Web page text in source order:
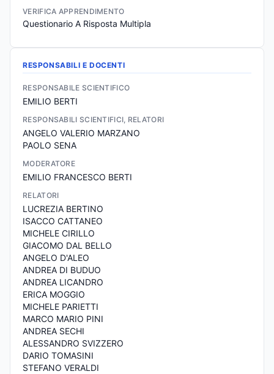
VERIFICA APPRENDIMENTO
Questionario A Risposta Multipla
RESPONSABILI E DOCENTI
RESPONSABILE SCIENTIFICO
EMILIO BERTI
RESPONSABILI SCIENTIFICI, RELATORI
ANGELO VALERIO MARZANO
PAOLO SENA
MODERATORE
EMILIO FRANCESCO BERTI
RELATORI
LUCREZIA BERTINO
ISACCO CATTANEO
MICHELE CIRILLO
GIACOMO DAL BELLO
ANGELO D'ALEO
ANDREA DI BUDUO
ANDREA LICANDRO
ERICA MOGGIO
MICHELE PARIETTI
MARCO MARIO PINI
ANDREA SECHI
ALESSANDRO SVIZZERO
DARIO TOMASINI
STEFANO VERALDI